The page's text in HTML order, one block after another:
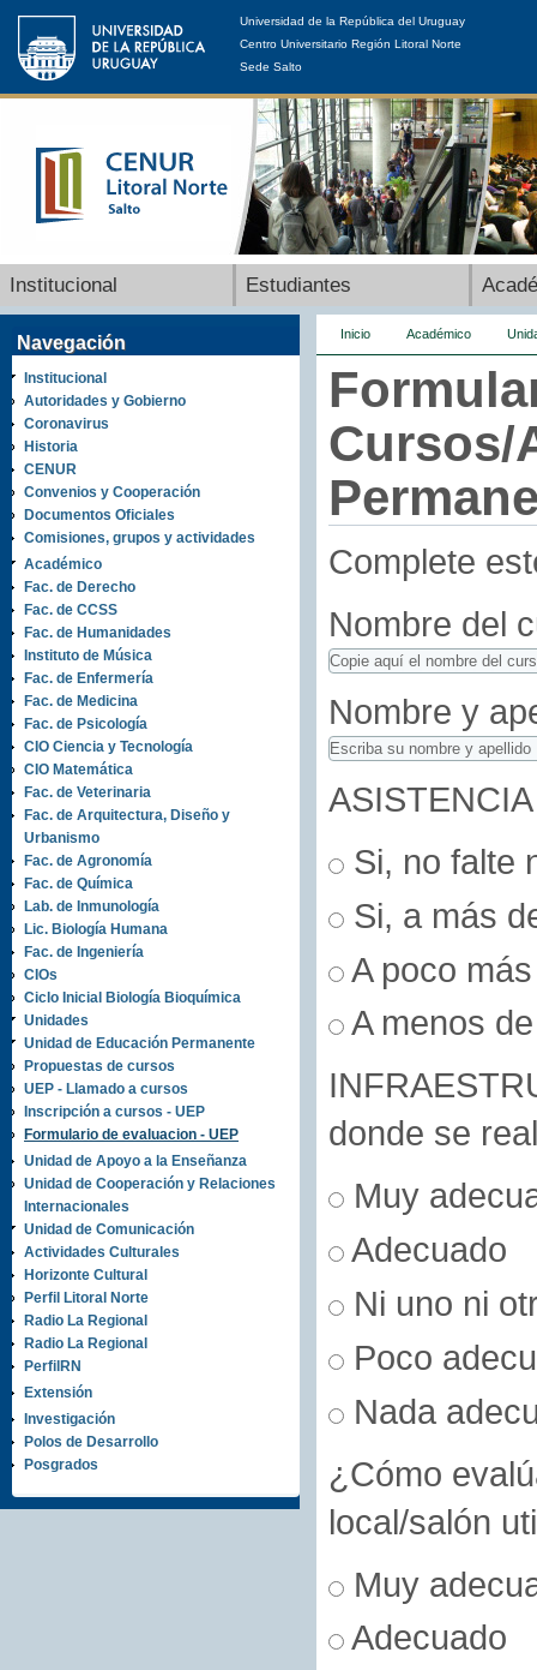
Universidad de la República del Uruguay
Centro Universitario Región Litoral Norte
Sede Salto
Institucional Estudiantes
Navegación
Institucional
Autoridades y Gobierno
Coronavirus
Historia
CENUR
Convenios y Cooperación
Documentos Oficiales
Comisiones, grupos y actividades
Académico
Fac. de Derecho
Fac. de CCSS
Fac. de Humanidades
Instituto de Música
Fac. de Enfermería
Fac. de Medicina
Fac. de Psicología
CIO Ciencia y Tecnología
CIO Matemática
Fac. de Veterinaria
Fac. de Arquitectura, Diseño y
Urbanismo
Fac. de Agronomía
Fac. de Química
Lab. de Inmunología
Lic. Biología Humana
Fac. de Ingeniería
CIOs
Ciclo Inicial Biología Bioquímica
Unidades
Unidad de Educación Permanente
Propuestas de cursos
UEP - Llamado a cursos
Inscripción a cursos - UEP
Formulario de evaluacion - UEP
Unidad de Apoyo a la Enseñanza
Unidad de Cooperación y Relaciones
Internacionales
Unidad de Comunicación
Actividades Culturales
Horizonte Cultural
Perfil Litoral Norte
Radio La Regional
Radio La Regional
PerfilRN
Extensión
Investigación
Polos de Desarrollo
Posgrados
Inicio Académico
Cursos/
Complete
Nombre del
Nombre y
Si, no falte
Si, a más
A poco
A menos
donde se
Muy
Adecuado
Ni uno ni
Poco
Nada
¿Cómo
local/salón
Muy
Adecuado